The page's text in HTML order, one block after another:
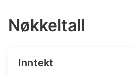
Nøkkeltall
Inntekt